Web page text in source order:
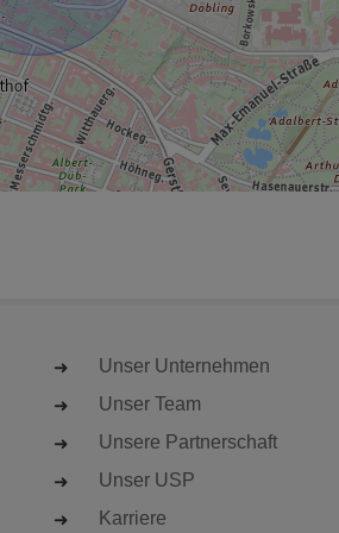
Unser Unternehmen
Unser Team
Unsere Partnerschaft
Unser USP
Karriere